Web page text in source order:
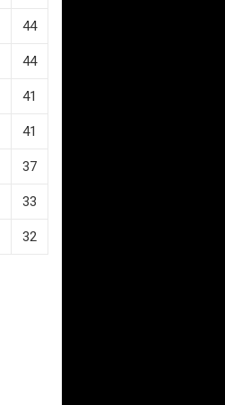
44
44
41
41
37
33
32